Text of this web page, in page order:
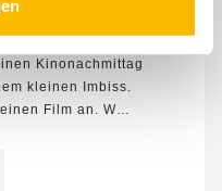
Kinonachmittag
kleinen Imbiss.
Film an. W…